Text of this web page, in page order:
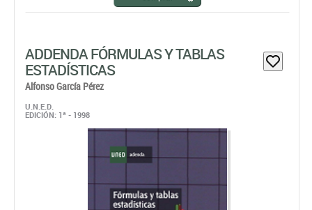
ADDENDA FÓRMULAS Y TABLAS
ESTADÍSTICAS
Alfonso García Pérez
U.N.E.D.
EDICIÓN: 1ª - 1998